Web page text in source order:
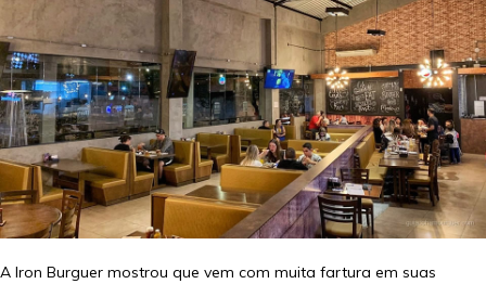
A Iron Burguer mostrou que vem com muita fartura em suas